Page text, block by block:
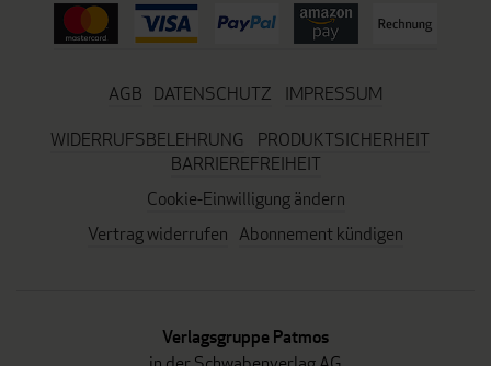
AGB DATENSCHUTZ
IMPRESSUM
WIDERRUFSBELEHRUNG
PRODUKTSICHERHEIT
BARRIEREFREIHEIT
Cookie-Einwilligung ändern
Vertrag widerrufen Abonnement kündigen
Verlagsgruppe Patmos